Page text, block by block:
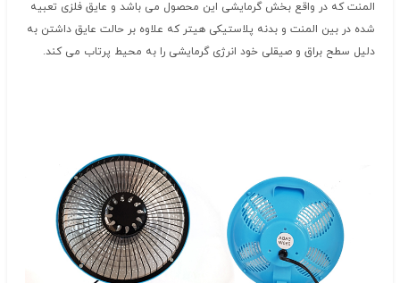
المنت که در واقع بخش گرمایشی این محصول می باشد و عایق فلزی تعبیه
شده در بین المنت و بدنه پلاستیکی هیتر که علاوه بر حالت عایق داشتن به
دلیل سطح براق و صیقلی خود انرژی گرمایشی را به محیط پرتاب می کند.